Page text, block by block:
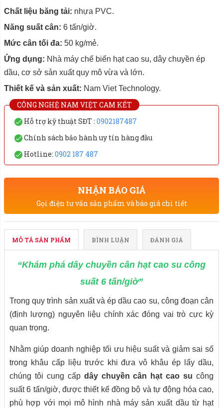
Chất liệu băng tải: nhựa PVC.
Năng suất cân: 6 tấn/giờ.
Mức cân tối đa: 50 kg/mẻ.
Ứng dụng: Nhà máy chế biến hạt cao su, dây chuyền ép
dầu, cơ sở sản xuất quy mô vừa và lớn.
Thiết kế và sản xuất: Nam Viet Technology.
CÔNG NGHỆ NAM VIỆT CAM KẾT
Hỗ trợ kỹ thuật SĐT : 0902187487
Chính sách bảo hành uy tín hàng đầu
Hotline: 0902 187 487
NHẬN BÁO GIÁ
Gọi điện tư vấn sản phẩm và báo giá chi tiết
MÔ TẢ SẢN PHẨM BÌNH LUẬN ĐÁNH GIÁ
“Khám phá dây chuyền cân hạt cao su công
suất 6 tấn/giờ”
Trong quy trình sản xuất và ép dầu cao su, công đoạn cân
(định lượng) nguyên liệu chính xác đóng vai trò cực kỳ
quan trọng.
Nhằm giúp doanh nghiệp tối ưu hiệu suất và giảm sai số
trong khâu cấp liệu trước khi đưa vô khâu ép lấy dầu,
chúng tôi cung cấp dây chuyền cân hạt cao su công
suất 6 tấn/giờ, được thiết kế đồng bộ và tự động hóa cao,
phù hợp với mọi mô hình nhà máy sản xuất dầu từ hạt